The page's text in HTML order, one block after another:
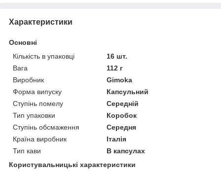
Характеристики
Основні
Кількість в упаковці
16 шт.
Вага
112 г
Виробник
Gimoka
Форма випуску
Капсульний
Ступінь помелу
Середній
Тип упаковки
Коробок
Ступінь обсмаження
Середня
Країна виробник
Італія
Тип кави
В капсулах
Користувальницькі характеристики